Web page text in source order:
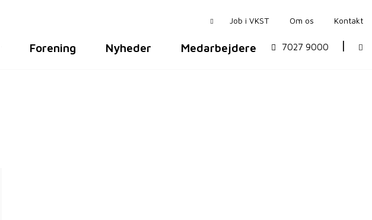
Job i VKST Om os Kontakt
Forening Nyheder Medarbejdere 7027 9000